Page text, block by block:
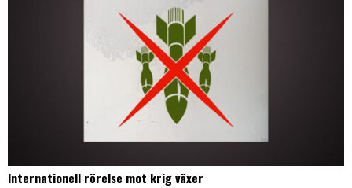
Internationell rörelse mot krig växer